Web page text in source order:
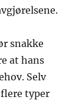
snakke
at hans
Selv
typer